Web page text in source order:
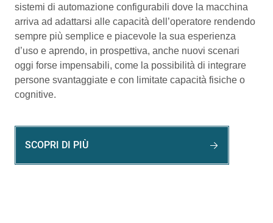
sistemi di automazione configurabili dove la macchina
arriva ad adattarsi alle capacità dell’operatore rendendo
sempre più semplice e piacevole la sua esperienza
d’uso e aprendo, in prospettiva, anche nuovi scenari
oggi forse impensabili, come la possibilità di integrare
persone svantaggiate e con limitate capacità fisiche o
cognitive.
SCOPRI DI PIÙ